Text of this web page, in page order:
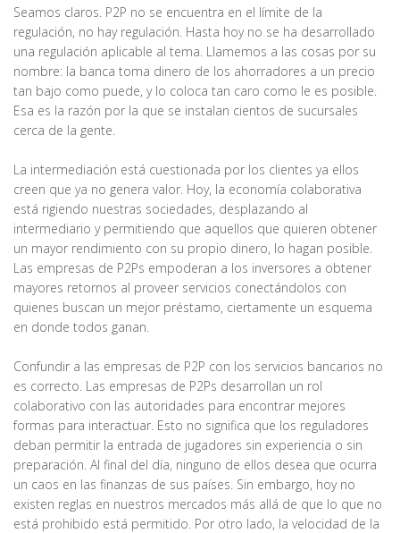
Seamos claros. P2P no se encuentra en el límite de la
regulación, no hay regulación. Hasta hoy no se ha desarrollado
una regulación aplicable al tema. Llamemos a las cosas por su
nombre: la banca toma dinero de los ahorradores a un precio
tan bajo como puede, y lo coloca tan caro como le es posible.
Esa es la razón por la que se instalan cientos de sucursales
cerca de la gente.
La intermediación está cuestionada por los clientes ya ellos
creen que ya no genera valor. Hoy, la economía colaborativa
está rigiendo nuestras sociedades, desplazando al
intermediario y permitiendo que aquellos que quieren obtener
un mayor rendimiento con su propio dinero, lo hagan posible.
Las empresas de P2Ps empoderan a los inversores a obtener
mayores retornos al proveer servicios conectándolos con
quienes buscan un mejor préstamo, ciertamente un esquema
en donde todos ganan.
Confundir a las empresas de P2P con los servicios bancarios no
es correcto. Las empresas de P2Ps desarrollan un rol
colaborativo con las autoridades para encontrar mejores
formas para interactuar. Esto no significa que los reguladores
deban permitir la entrada de jugadores sin experiencia o sin
preparación. Al final del día, ninguno de ellos desea que ocurra
un caos en las finanzas de sus países. Sin embargo, hoy no
existen reglas en nuestros mercados más allá de que lo que no
está prohibido está permitido. Por otro lado, la velocidad de la